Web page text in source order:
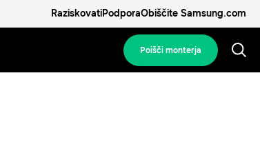
RaziskovatiPodporaObiščite Samsung.com
Poišči monterja